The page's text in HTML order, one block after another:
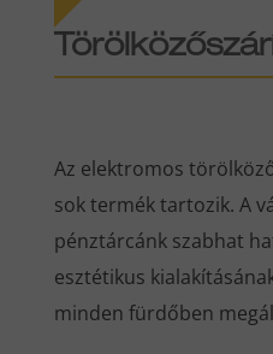
Az elektromos
sok termék tartozik. A
pénztárcánk szabhat
esztétikus
minden fürdőben